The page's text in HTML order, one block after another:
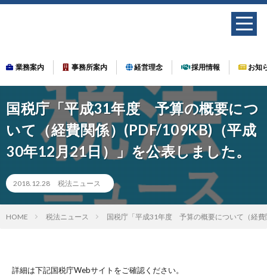
業務案内 事務所案内 経営理念 採用情報 お知
国税庁「平成31年度 予算の概要につ
いて（経費関係）(PDF/109KB)（平成
30年12月21日）」を公表しました。
2018.12.28 税法ニュース
HOME 税法ニュース 国税庁「平成31年度 予算の概要について（経
詳細は下記国税庁Webサイトをご確認ください。